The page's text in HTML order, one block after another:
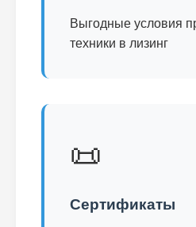
Выгодные условия
техники в лизинг
📜
Сертификаты